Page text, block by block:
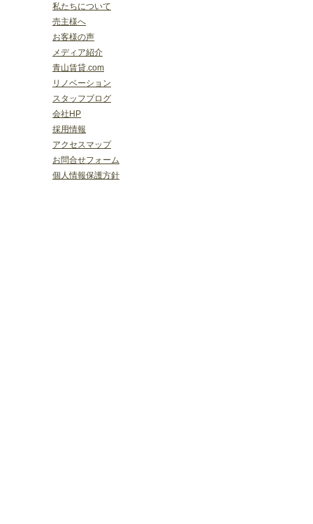
私たちについて
売主様へ
お客様の声
メディア紹介
青山賃貸.com
リノベーション
スタッフブログ
会社HP
採用情報
アクセスマップ
お問合せフォーム
個人情報保護方針